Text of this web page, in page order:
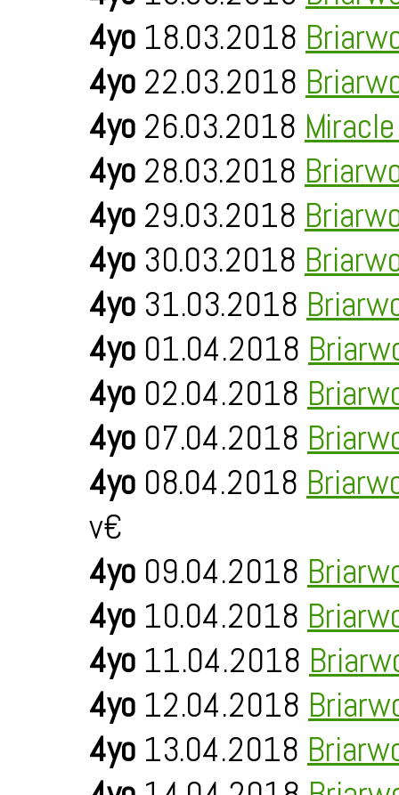
4yo 18.03.2018
4yo 22.03.2018
4yo 26.03.2018
4yo 28.03.2018
4yo 29.03.2018
4yo 30.03.2018
4yo 31.03.2018
4yo 01.04.2018
4yo 02.04.2018
4yo 07.04.2018
4yo 08.04.2018
v€
4yo 09.04.2018
4yo 10.04.2018
4yo 11.04.2018
4yo 12.04.2018
4yo 13.04.2018